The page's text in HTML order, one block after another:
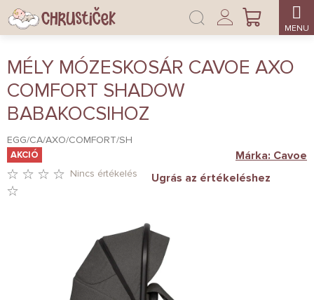
Ugrás
fő
KOSÁR
Bejelentkezés
MÉLY MÓZESKOSÁR CAVOE AXO
COMFORT SHADOW
BABAKOCSIHOZ
EGG/CA/AXO/COMFORT/SH
AKCIÓ
Nincs értékelés Ugrás az értékeléshez
Márka: Cavoe